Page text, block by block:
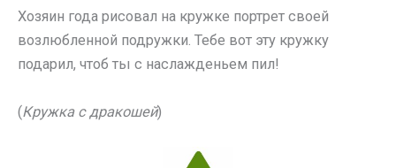
Хозяин года рисовал на кружке портрет своей
возлюбленной подружки. Тебе вот эту кружку
подарил, чтоб ты с наслажденьем пил!
(Кружка с дракошей)